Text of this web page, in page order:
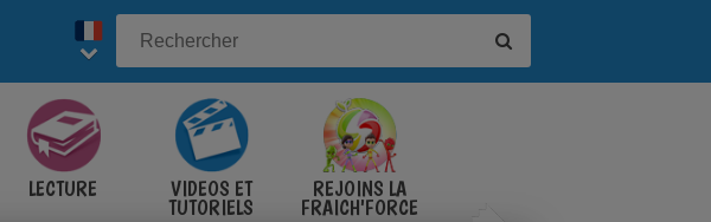
LECTURE VIDÉOS ET
TUTORIELS
REJOINS LA
FRAICH'FORCE